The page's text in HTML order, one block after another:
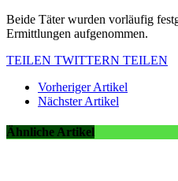
Beide Täter wurden vorläufig
Ermittlungen aufgenommen.
TEILEN TWITTERN TEILEN
Vorheriger Artikel
Nächster Artikel
Ähnliche Artikel